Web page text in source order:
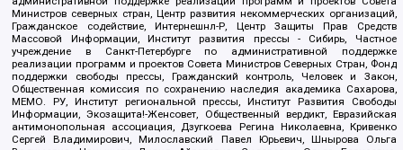
Министров северных стран, Центр развития некоммерческих организаций,
Гражданское содействие, Интернешнл-Р, Центр Защиты Прав Средств
Массовой Информации, Институт развития прессы - Сибирь, Частное
учреждение в Санкт-Петербурге по административной поддержке
реализации программ и проектов Совета Министров Северных Стран, Фонд
поддержки свободы прессы, Гражданский контроль, Человек и Закон,
Общественная комиссия по сохранению наследия академика Сахарова,
МЕМО. РУ, Институт региональной прессы, Институт Развития Свободы
Информации, Экозащита!-Женсовет, Общественный вердикт, Евразийская
антимонопольная ассоциация, Дзугкоева Регина Николаевна, Кривенко
Сергей Владимирович, Милославский Павел Юрьевич, Шнырова Ольга